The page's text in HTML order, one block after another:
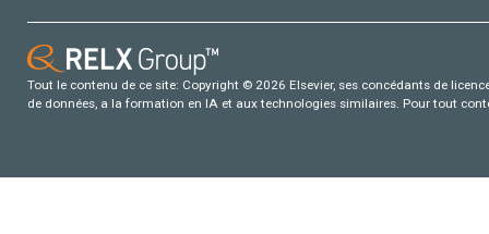
Tout le contenu de ce site: Copyright © 2026 Elsevier, ses concédants de
de données, a la formation en IA et aux technologies similaires. Pour tout